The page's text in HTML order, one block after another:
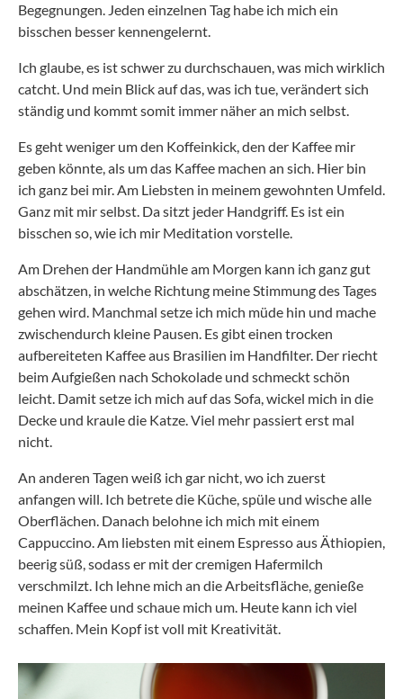
Begegnungen. Jeden einzelnen Tag habe ich mich ein
bisschen besser kennengelernt.
Ich glaube, es ist schwer zu durchschauen, was mich wirklich
catcht. Und mein Blick auf das, was ich tue, verändert sich
ständig und kommt somit immer näher an mich selbst.
Es geht weniger um den Koffeinkick, den der Kaffee mir
geben könnte, als um das Kaffee machen an sich. Hier bin
ich ganz bei mir. Am Liebsten in meinem gewohnten Umfeld.
Ganz mit mir selbst. Da sitzt jeder Handgriff. Es ist ein
bisschen so, wie ich mir Meditation vorstelle.
Am Drehen der Handmühle am Morgen kann ich ganz gut
abschätzen, in welche Richtung meine Stimmung des Tages
gehen wird. Manchmal setze ich mich müde hin und mache
zwischendurch kleine Pausen. Es gibt einen trocken
aufbereiteten Kaffee aus Brasilien im Handfilter. Der riecht
beim Aufgießen nach Schokolade und schmeckt schön
leicht. Damit setze ich mich auf das Sofa, wickel mich in die
Decke und kraule die Katze. Viel mehr passiert erst mal
nicht.
An anderen Tagen weiß ich gar nicht, wo ich zuerst
anfangen will. Ich betrete die Küche, spüle und wische alle
Oberflächen. Danach belohne ich mich mit einem
Cappuccino. Am liebsten mit einem Espresso aus Äthiopien,
beerig süß, sodass er mit der cremigen Hafermilch
verschmilzt. Ich lehne mich an die Arbeitsfläche, genieße
meinen Kaffee und schaue mich um. Heute kann ich viel
schaffen. Mein Kopf ist voll mit Kreativität.